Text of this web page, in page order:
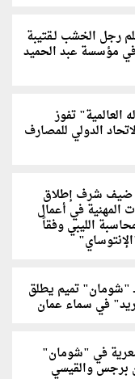
رجل الخشب لـقتيبة
مؤسسة عبد الحميد
العالمية" تفوز
الدولي للمصارف
ضيف شرف إطلاق
المهنية في أعمال
الليبي وفقاً
"شومان" تميم يطلق
في سماء عمان
في "شومان"
برجس والقيسي